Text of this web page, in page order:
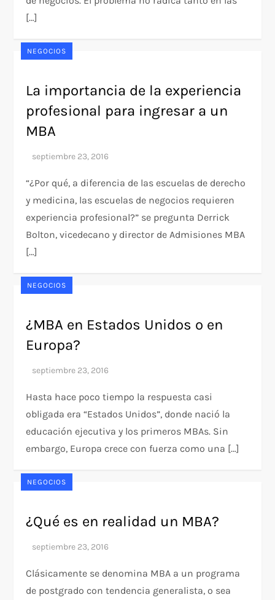
[…]
NEGOCIOS
La importancia de la experiencia
profesional para ingresar a un
MBA
“¿Por qué, a diferencia de las escuelas de derecho
y medicina, las escuelas de negocios requieren
experiencia profesional?” se pregunta Derrick
Bolton, vicedecano y director de Admisiones MBA
[…]
NEGOCIOS
¿MBA en Estados Unidos o en
Europa?
Hasta hace poco tiempo la respuesta casi
obligada era “Estados Unidos”, donde nació la
educación ejecutiva y los primeros MBAs. Sin
embargo, Europa crece con fuerza como una […]
NEGOCIOS
¿Qué es en realidad un MBA?
Clásicamente se denomina MBA a un programa
de postgrado con tendencia generalista, o sea